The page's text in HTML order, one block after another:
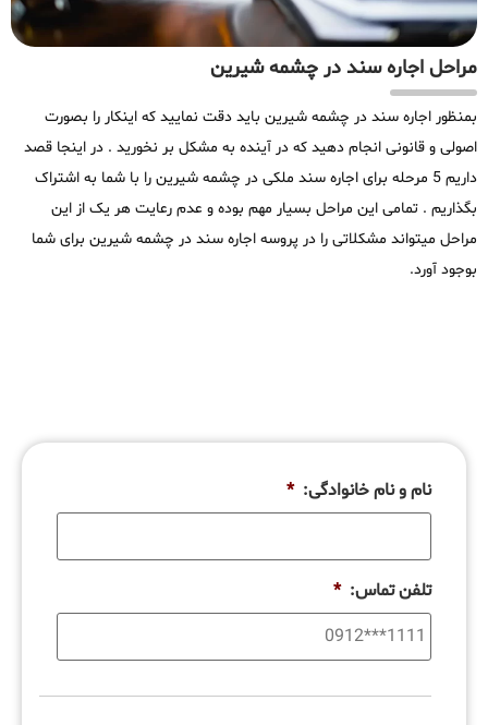
مراحل اجاره سند در چشمه شیرین
بمنظور اجاره سند در چشمه شیرین باید دقت نمایید که اینکار را بصورت
اصولی و قانونی انجام دهید که در آینده به مشکل بر نخورید . در اینجا قصد
داریم 5 مرحله برای اجاره سند ملکی در چشمه شیرین را با شما به اشتراک
بگذاریم . تمامی این مراحل بسیار مهم بوده و عدم رعایت هر یک از این
مراحل میتواند مشکلاتی را در پروسه اجاره سند در چشمه شیرین برای شما
بوجود آورد.
نام و نام خانوادگی: *
تلفن تماس: *